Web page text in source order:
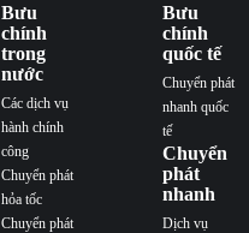
Bưu
chính
trong
nước
Các dịch vụ
hành chính
công
Chuyển phát
hỏa tốc
Chuyển phát
Bưu
chính
quốc tế
Chuyển phát
nhanh quốc
tế
Chuyển
phát
nhanh
Dịch vụ